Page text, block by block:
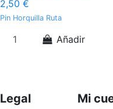
2,50 €
Pin Horquilla Ruta
Añadir
Legal Mi